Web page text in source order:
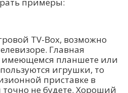
TV-Box, возможно
Главная
имеющемся планшете или
игрушки, то
приставке в
не будете. Хороший